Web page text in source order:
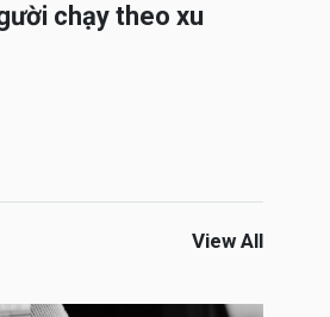
chạy theo xu
View All